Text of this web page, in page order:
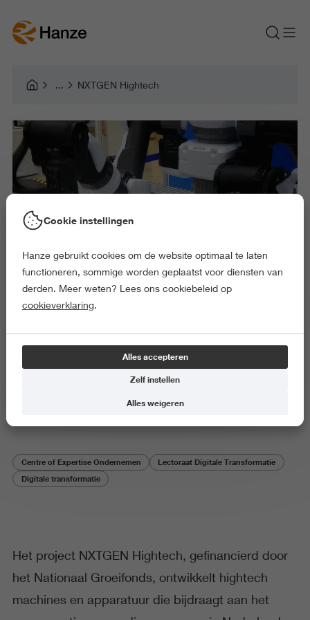
NXTGEN Hightech
NXTGEN Hightech
Onderzoeksproject
Centre of Expertise Ondernemen
Lectoraat Digitale Transformatie
Digitale transformatie
Het project NXTGEN Hightech, gefinancierd door
het Nationaal Groeifonds, ontwikkelt hightech
machines en apparatuur die bijdraagt aan het
Cookie instellingen
Hanze gebruikt cookies om de website optimaal te laten
functioneren, sommige worden geplaatst voor diensten van
derden. Meer weten? Lees ons cookiebeleid op
cookieverklaring.
Alles accepteren
Zelf instellen
Alles weigeren